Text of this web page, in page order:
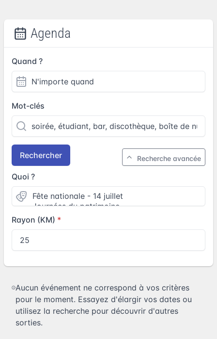
Agenda
Quand ?
Mot-clés
Rechercher Recherche avancée
Quoi ?
Rayon (KM)
Aucun événement ne correspond à vos critères
pour le moment. Essayez d'élargir vos dates ou
utilisez la recherche pour découvrir d'autres
sorties.